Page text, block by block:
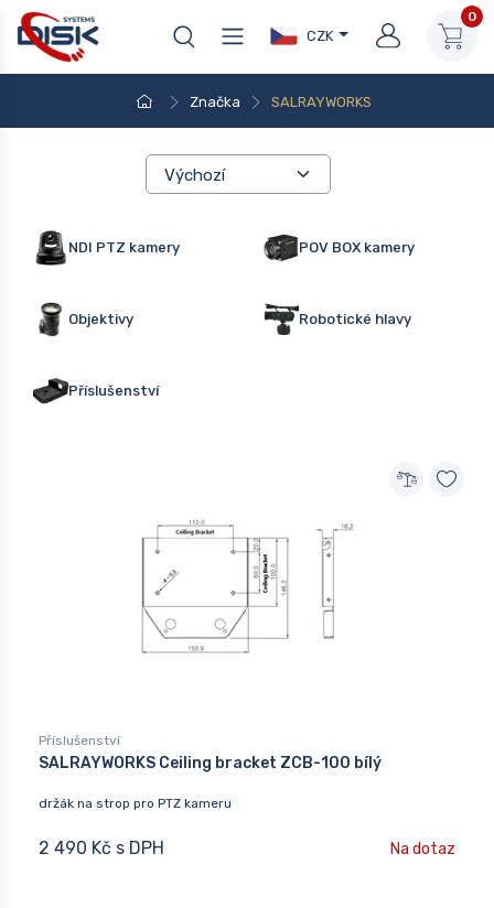
CZK
0
Značka SALRAYWORKS
NDI PTZ kamery POV BOX kamery
Objektivy Robotické hlavy
Příslušenství
Příslušenství
SALRAYWORKS Ceiling bracket ZCB-100 bílý
držák na strop pro PTZ kameru
2 490 Kč s DPH Na dotaz